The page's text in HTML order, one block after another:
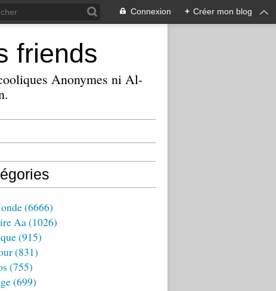
Connexion + Créer mon blog
friends
Anonymes ni Al-
(6666)
Aa(1026)
(915)
(831)
(755)
(699)